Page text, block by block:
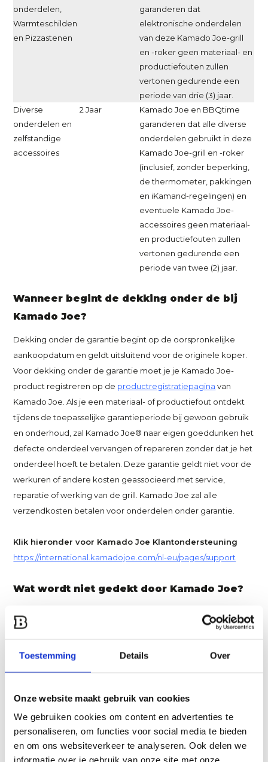
Toestemming Details Over
Onze website maakt gebruik van cookies
We gebruiken cookies om content en advertenties te
personaliseren, om functies voor social media te bieden
en om ons websiteverkeer te analyseren. Ook delen we
informatie over je gebruik van onze site met onze
onderdelen,
Warmteschilden
en Pizzastenen
garanderen dat
elektronische onderdelen
van deze Kamado Joe-grill
en -roker geen materiaal- en
productiefouten zullen
vertonen gedurende een
periode van drie (3) jaar.
Diverse
onderdelen en
zelfstandige
accessoires
2 Jaar
Kamado Joe en BBQtime
garanderen dat alle diverse
onderdelen gebruikt in deze
Kamado Joe-grill en -roker
(inclusief, zonder beperking,
de thermometer, pakkingen
en iKamand-regelingen) en
eventuele Kamado Joe-
accessoires geen materiaal-
en productiefouten zullen
vertonen gedurende een
periode van twee (2) jaar.
Wanneer begint de dekking onder de bij
Kamado Joe?
Dekking onder de garantie begint op de oorspronkelijke
aankoopdatum en geldt uitsluitend voor de originele koper.
Voor dekking onder de garantie moet je je Kamado Joe-
product registreren op de productregistratiepagina van
Kamado Joe. Als je een materiaal- of productiefout ontdekt
tijdens de toepasselijke garantieperiode bij gewoon gebruik
en onderhoud, zal Kamado Joe® naar eigen goeddunken het
defecte onderdeel vervangen of repareren zonder dat je het
onderdeel hoeft te betalen. Deze garantie geldt niet voor de
werkuren of andere kosten geassocieerd met service,
reparatie of werking van de grill. Kamado Joe zal alle
verzendkosten betalen voor onderdelen onder garantie.
Klik hieronder voor Kamado Joe Klantondersteuning
https://international.kamadojoe.com/nl-eu/pages/support
Wat wordt niet gedekt door Kamado Joe?
gebruik van het product voor een ander dan het bedoeld
montage, onjuist onderhoud of onjuiste installatie, schade
veroorzaakt door een ongeval of natuurramp, schade
aanpassingen of schade tijdens het vervoer. Deze garantie
dekt geen schade door gewone slijtage van het gebruik van
het product (zoals krassen, blutsen, deuken en afbladeren) of
veranderingen in het uitzicht van de grill zonder gevolgen